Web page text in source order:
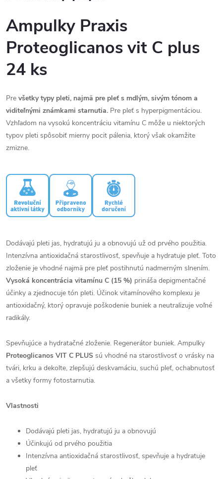
Ampulky Praxis
Proteoglicanos vit C plus
24 ks
Pre všetky typy pleti, najmä pre pleť s mdlým, sivým tónom a
viditeľnými známkami starnutia. Pre pleť s hyperpigmentáciou.
Vzhľadom na vysokú koncentráciu vitamínu C môže u niektorých
typov pleti spôsobiť mierny pocit pálenia, ktorý však okamžite
zmizne.
Dodávajú pleti jas, hydratujú ju a obnovujú už od prvého použitia.
Intenzívna antioxidačná starostlivosť, spevňuje a hydratuje pleť. Toto
zloženie je vhodné najmä pre pleť postihnutú nadmerným slnením.
Vysoká koncentrácia vitamínu C (15 %) prináša depigmentačné
účinky a zjednocuje tón pleti. Účinok vitamínového komplexu je
antioxidačný, ktorý opravuje poškodenie buniek a neutralizuje voľné
radikály.
Spevňujúce a hydratačné zloženie. Regenerátor buniek. Ampulky
Proteoglicanos VIT C PLUS sú vhodné na starostlivosť o vrásky na
tvári, krku a dekolte, zlepšujú deskvamáciu, suchú pleť, ochabnutosť
a všetky formy fotostarnutia.
Vlastnosti
Dodávajú pleti jas, hydratujú ju a obnovujú
Účinkujú od prvého použitia
Intenzívna antioxidačná starostlivosť, spevňuje a hydratuje
pleť